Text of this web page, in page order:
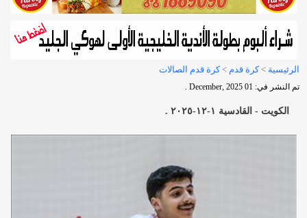
الرئيسية >كرة قدم>كرة قدم الصالات
تم النشر في: 01 December, 2025 .
الكويت - القادسية ١-١٢-٢٠٢٥ .